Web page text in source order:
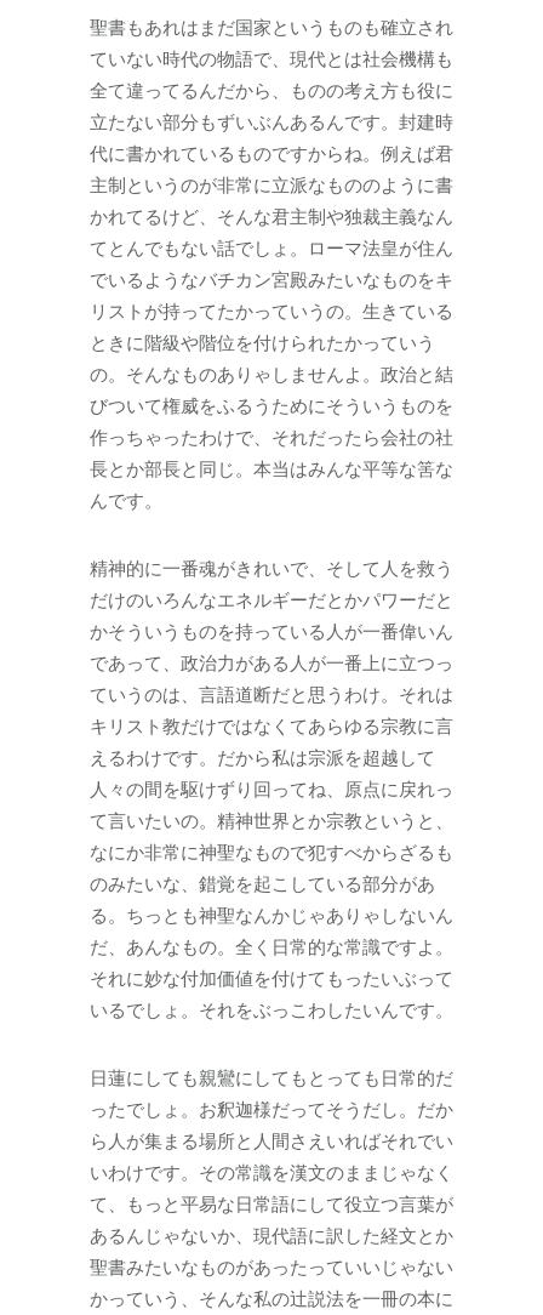
聖書もあれはまだ国家というものも確立され
ていない時代の物語で、現代とは社会機構も
全て違ってるんだから、ものの考え方も役に
立たない部分もずいぶんあるんです。封建時
代に書かれているものですからね。例えば君
主制というのが非常に立派なもののように書
かれてるけど、そんな君主制や独裁主義なん
てとんでもない話でしょ。ローマ法皇が住ん
でいるようなバチカン宮殿みたいなものをキ
リストが持ってたかっていうの。生きている
ときに階級や階位を付けられたかっていう
の。そんなものありゃしませんよ。政治と結
びついて権威をふるうためにそういうものを
作っちゃったわけで、それだったら会社の社
長とか部長と同じ。本当はみんな平等な筈な
んです。
精神的に一番魂がきれいで、そして人を救う
だけのいろんなエネルギーだとかパワーだと
かそういうものを持っている人が一番偉いん
であって、政治力がある人が一番上に立つっ
ていうのは、言語道断だと思うわけ。それは
キリスト教だけではなくてあらゆる宗教に言
えるわけです。だから私は宗派を超越して
人々の間を駆けずり回ってね、原点に戻れっ
て言いたいの。精神世界とか宗教というと、
なにか非常に神聖なもので犯すべからざるも
のみたいな、錯覚を起こしている部分があ
る。ちっとも神聖なんかじゃありゃしないん
だ、あんなもの。全く日常的な常識ですよ。
それに妙な付加価値を付けてもったいぶって
いるでしょ。それをぶっこわしたいんです。
日蓮にしても親鸞にしてもとっても日常的だ
ったでしょ。お釈迦様だってそうだし。だか
ら人が集まる場所と人間さえいればそれでい
いわけです。その常識を漢文のままじゃなく
て、もっと平易な日常語にして役立つ言葉が
あるんじゃないか、現代語に訳した経文とか
聖書みたいなものがあったっていいじゃない
かっていう、そんな私の辻説法を一冊の本に